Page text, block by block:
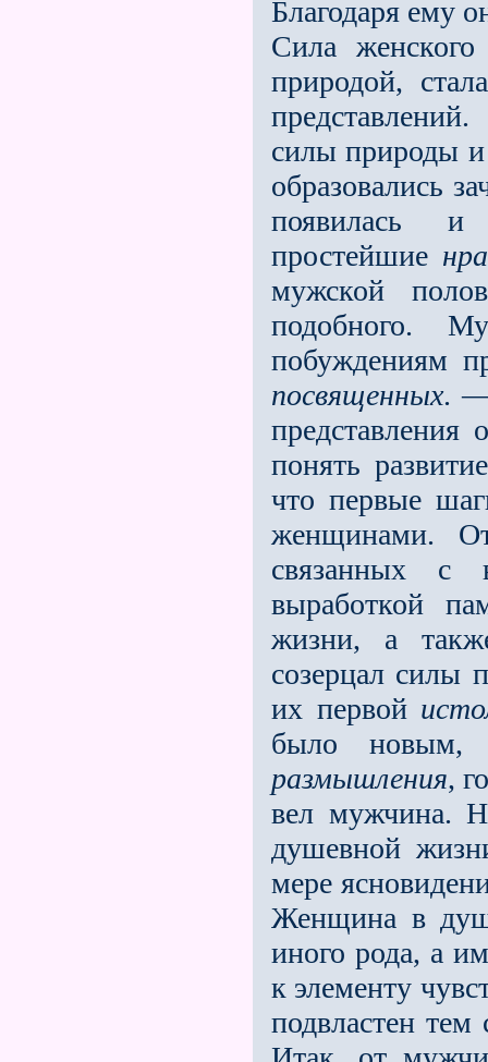
Благодаря ему
Сила
природой,
силы природы и
образовались
появилась и
простейшие
мужской
подобного.
побуждениям
посвященных. —
понять
что первые
женщинами.
связанных с
выработкой
жизни, а
созерцал силы
их первой
было новым,
размышления,
вел мужчина.
душевной
мере
Женщина в
иного рода, а
к элементу
подвластен